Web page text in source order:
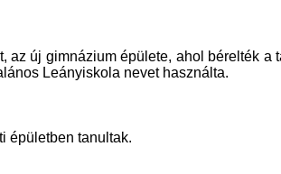
új gimnázium épülete, ahol bérelték a
Leányiskola nevet használta.
épületben tanultak.